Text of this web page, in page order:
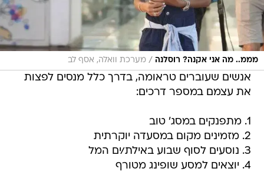
מממ.. מה אני אקנה? רוסלנה / מערכת וואלה, אסף לב
אנשים שעוברים טראומה, בדרך כלל מנסים לפצות
את עצמם במספר דרכים:
1. מתפנקים במסג' טוב
2. מזמינים מקום במסעדה יוקרתית
3. נוסעים לסוף שבוע באילת/ים המל
4. יוצאים למסע שופינג מטורף